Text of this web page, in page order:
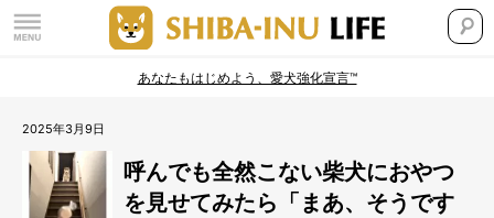
あなたもはじめよう、愛犬強化宣言™
2025年3月9日
呼んでも全然こない柴犬におやつ
を見せてみたら「まあ、そうです